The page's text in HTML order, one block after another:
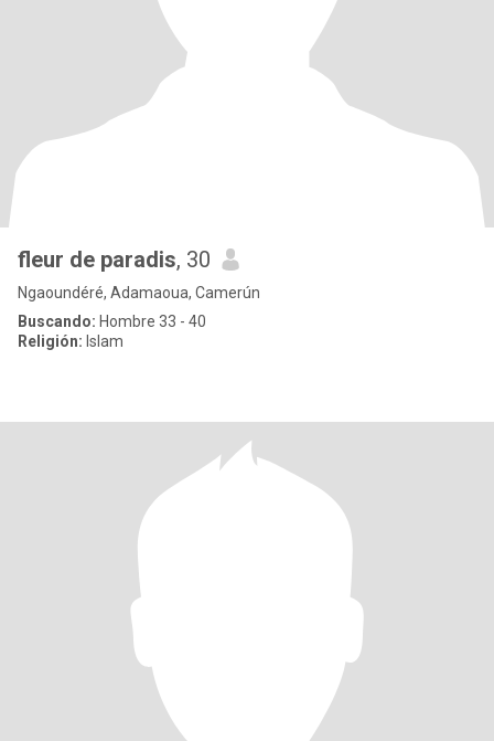
fleur de paradis, 30
Ngaoundéré, Adamaoua, Camerún
Buscando: Hombre 33 - 40
Religión: Islam